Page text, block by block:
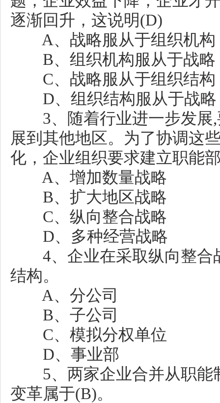
逐渐回升，这说明(D)
A、战略服从于组织机构
B、组织机构服从于战略
C、战略服从于组织结构
D、组织结构服从于战略
3、随着行业进一步发展,
展到其他地区。为了协调这
化，企业组织要求建立职能
A、增加数量战略
B、扩大地区战略
C、纵向整合战略
D、多种经营战略
4、企业在采取纵向整合
结构。
A、分公司
B、子公司
C、模拟分权单位
D、事业部
5、两家企业合并从职能
变革属于(B)。